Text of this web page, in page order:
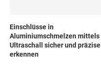
Einschlüsse in
Aluminiumschmelzen mittels
Ultraschall sicher und präzise
erkennen